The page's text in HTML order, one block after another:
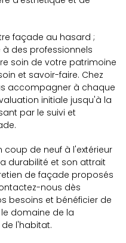
façade au hasard ;
des professionnels
soin de votre patrimoine
et savoir-faire. Chez
accompagner à chaque
initiale jusqu'à la
par le suivi et
coup de neuf à l'extérieur
durabilité et son attrait
de façade proposés
nous dès
besoins et bénéficier de
domaine de la
l'habitat.